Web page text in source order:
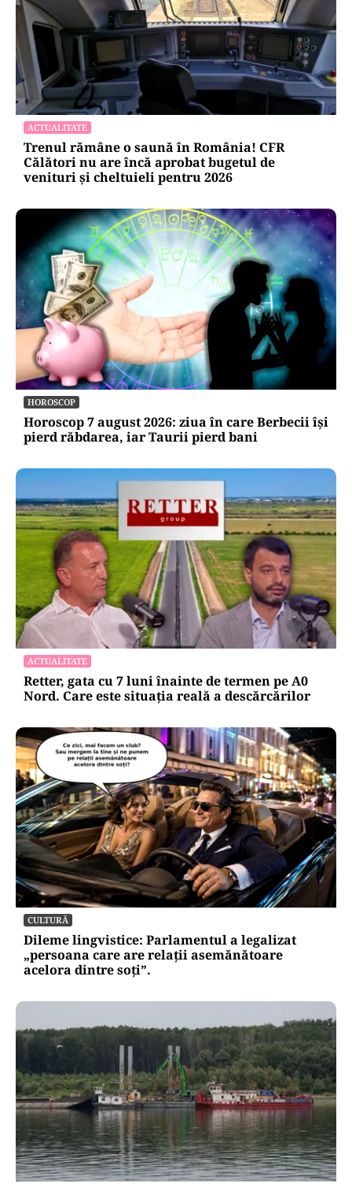
ACTUALITATE
Trenul rămâne o saună în România! CFR
Călători nu are încă aprobat bugetul de
venituri și cheltuieli pentru 2026
HOROSCOP
Horoscop 7 august 2026: ziua în care Berbecii își
pierd răbdarea, iar Taurii pierd bani
ACTUALITATE
Retter, gata cu 7 luni înainte de termen pe A0
Nord. Care este situația reală a descărcărilor
CULTURĂ
Dileme lingvistice: Parlamentul a legalizat
„persoana care are relații asemănătoare
acelora dintre soți”.